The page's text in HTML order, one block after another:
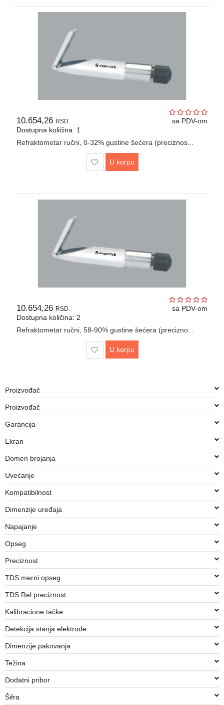
Proizvođač
Proizvođač
Garancija
Ekran
Domen brojanja
Uvećanje
Kompatibilnost
Dimenzije uređaja
Napajanje
Opseg
Preciznost
TDS merni opseg
TDS Rel preciznost
Kalibracione tačke
Detekcija stanja elektrode
Dimenzije pakovanja
Težina
Dodatni pribor
Šifra
10.654,26 RSD.
sa PDV-om
Dostupna količina: 1
Refraktometar ručni, 0-32% gustine šećera (preciznos...
U korpu
10.654,26 RSD.
sa PDV-om
Dostupna količina: 2
Refraktometar ručni, 58-90% gustine šećera (precizno...
U korpu